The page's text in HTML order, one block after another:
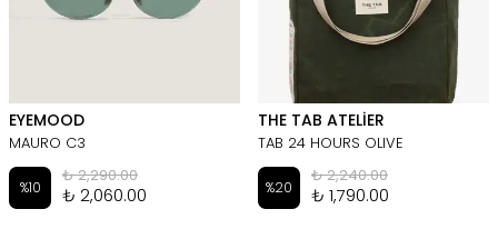
EYEMOOD
MAURO C3
%10
₺ 2,290.00
₺ 2,060.00
THE TAB ATELİER
TAB 24 HOURS OLIVE
%20
₺ 2,240.00
₺ 1,790.00